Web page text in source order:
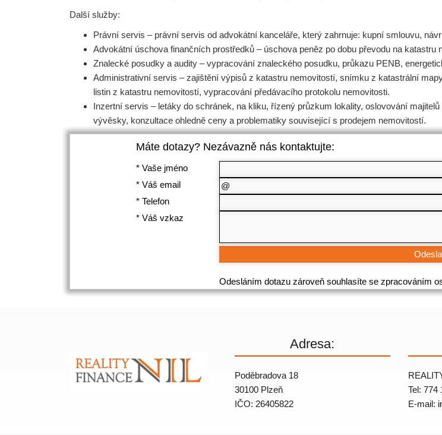
Další služby:
Právní servis – právní servis od advokátní kanceláře, který zahrnuje: kupní smlouvu,
Advokátní úschova finančních prostředků – úschova peněz po dobu převodu na katastru
Znalecké posudky a audity – vypracování znaleckého posudku, průkazu PENB,
Administrativní servis – zajištění výpisů z katastru nemovitostí, snímku z katastrální
listin z katastru nemovitostí, vypracování předávacího protokolu nemovitosti.
Inzertní servis – letáky do schránek, na kliku, řízený průzkum lokality, oslovování
vývěsky, konzultace ohledně ceny a problematiky související s prodejem nemovitostí.
Máte dotazy? Nezávazně nás kontaktujte:
* Vaše jméno
* Váš email
* Telefon
* Váš vzkaz
Odesláním dotazu zároveň souhlasíte se zpracováním
Adresa:
Poděbradova 18
30100 Plzeň
IČO: 26405822
Tel: 774
E-mail: